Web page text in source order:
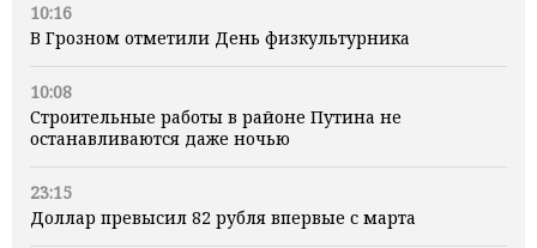
10:16
В Грозном отметили День физкультурника
10:08
Строительные работы в районе Путина не
останавливаются даже ночью
23:15
Доллар превысил 82 рубля впервые с марта